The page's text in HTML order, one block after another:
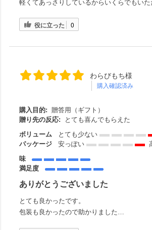
軽くてあっさりしているからいくらでもいた
役に立った 0
わらびもち様
購入確認済み
購入目的: 贈答用（ギフト）
贈り先の反応:
とても喜んでもらえた
ボリューム
とても少ない
パッケージ
安っぽい
味
満足度
ありがとうございました
とても良かったです。
包装も良かったので助かりました…